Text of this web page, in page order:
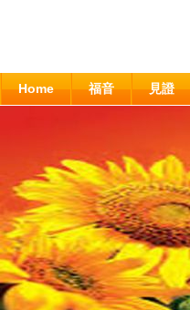
Home 福音 見證